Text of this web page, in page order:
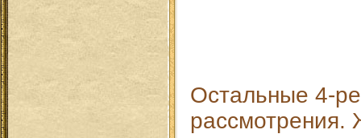
Остальные 4-
рассмотрения.